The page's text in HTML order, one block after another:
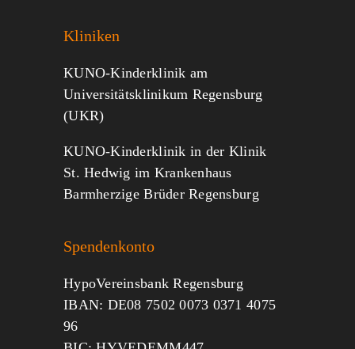
Kliniken
KUNO-Kinderklinik am
Universitätsklinikum Regensburg
(UKR)
KUNO-Kinderklinik in der Klinik
St. Hedwig im Krankenhaus
Barmherzige Brüder Regensburg
Spendenkonto
HypoVereinsbank Regensburg
IBAN: DE08 7502 0073 0371 4075
96